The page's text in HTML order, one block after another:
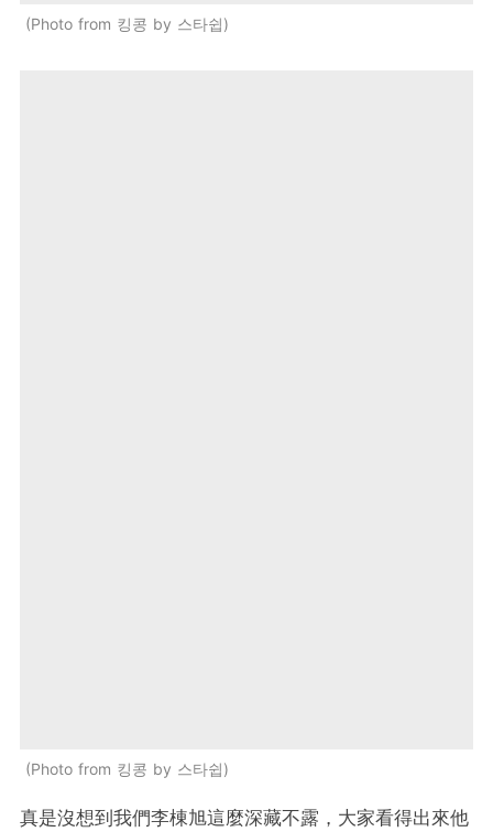
Photo from 킹콩 by 스타쉽
Photo from 킹콩 by 스타쉽
真是沒想到我們李棟旭這麼深藏不露，大家看得出來他